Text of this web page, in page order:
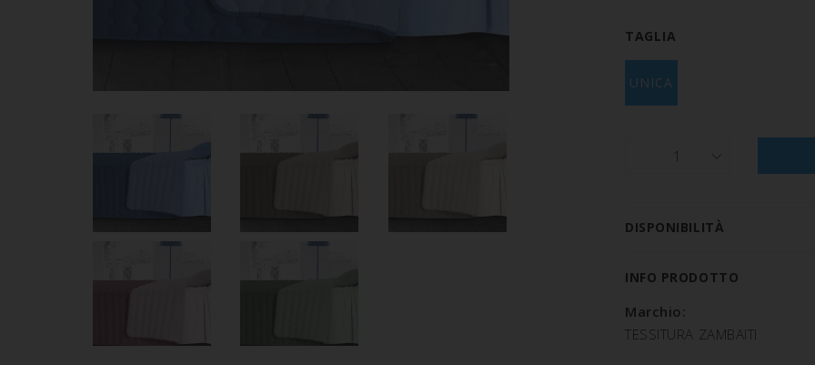
TAGLIA
UNICA
1
DISPONIBILITÀ
INFO PRODOTTO
Marchio:
TESSITURA ZAMBAITI